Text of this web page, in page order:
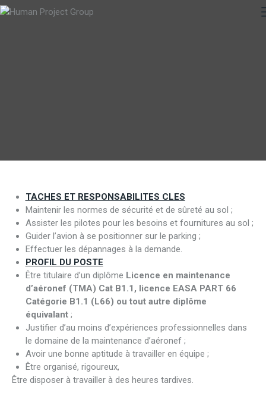
TACHES ET RESPONSABILITES CLES
Maintenir les normes de sécurité et de sûreté au sol ;
Assister les pilotes pour les besoins et fournitures au sol ;
Guider l’avion à se positionner sur le parking ;
Effectuer les dépannages à la demande.
PROFIL DU POSTE
Être titulaire d’un diplôme Licence en maintenance
d’aéronef (TMA) Cat B1.1, licence EASA PART 66
Catégorie B1.1 (L66) ou tout autre diplôme
équivalant;
Justifier d’au moins d’expériences professionnelles dans
le domaine de la maintenance d’aéronef ;
Avoir une bonne aptitude à travailler en équipe ;
Être organisé, rigoureux,
Être disposer à travailler à des heures tardives.